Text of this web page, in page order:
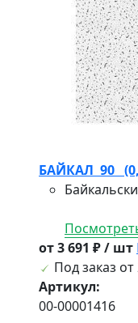
БАЙКАЛ 90
от 3 691 ₽ / шт
Под заказ от
Артикул:
00-00001416